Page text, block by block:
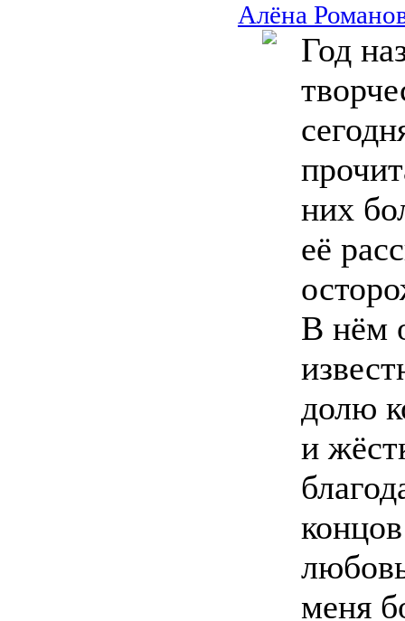
Алёна
Год
них
её
В нём
долю
и
меня